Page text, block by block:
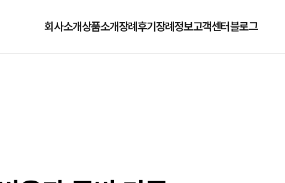
회사소개상품소개장례후기 장례정보고객센터블로그